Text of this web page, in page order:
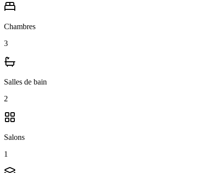
Chambres
3
Salles de bain
2
Salons
1